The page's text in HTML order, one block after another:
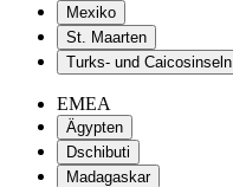
Mexiko
St. Maarten
Turks- und Caicosinseln
EMEA
Ägypten
Dschibuti
Madagaskar